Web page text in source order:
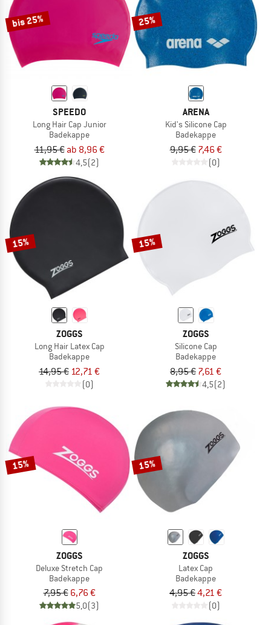
bis 25%
SPEEDO
Long Hair Cap Junior
Badekappe
11,95 € ab 8,96 €
4,5(2)
25%
ARENA
Kid's Silicone Cap
Badekappe
9,95 € 7,46 €
(0)
15%
ZOGGS
Long Hair Latex Cap
Badekappe
14,95 € 12,71 €
(0)
15%
ZOGGS
Silicone Cap
Badekappe
8,95 € 7,61 €
4,5(2)
15%
ZOGGS
Deluxe Stretch Cap
Badekappe
7,95 € 6,76 €
5,0(3)
15%
ZOGGS
Latex Cap
Badekappe
4,95 €4,21 €
(0)